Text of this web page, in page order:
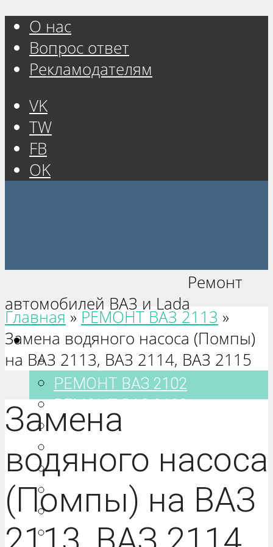
О нас
Вопрос ответ
Рекламодателям
VK
TW
FB
OK
Ремонт
автомобилей ВАЗ и Lada
Ваз 2101-2115
РЕМОНТ ВАЗ 2101
РЕМОНТ ВАЗ 2102
РЕМОНТ ВАЗ 2103
РЕМОНТ ВАЗ 2104
РЕМОНТ ВАЗ 2106
РЕМОНТ ВАЗ 2107
РЕМОНТ ВАЗ 2108
РЕМОНТ ВАЗ 2109
Главная » РЕМОНТ ВАЗ 2113 »
Замена водяного насоса (Помпы)
на ВАЗ 2113, ВАЗ 2114, ВАЗ 2115
Замена
водяного насоса
(Помпы) на ВАЗ